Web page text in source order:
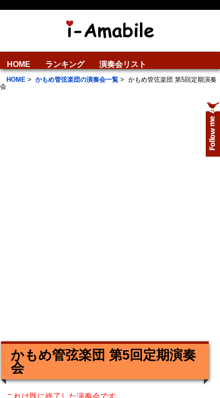
HOME ランキング 演奏会リスト
HOME > かもめ管弦楽団の演奏会一覧 > かもめ管弦楽団 第5回定期演奏
会
かもめ管弦楽団 第5回定期演奏
会
これは既に終了した演奏会です。